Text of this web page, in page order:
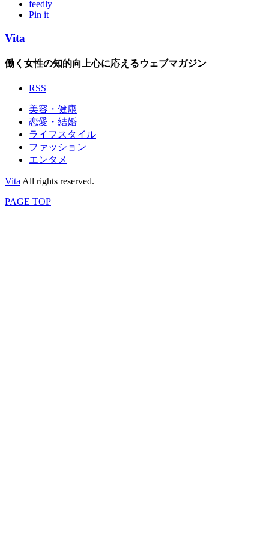
feedly
Pin it
Vita
働く女性の知的向上心に応えるウェブマガジン
RSS
美容・健康
恋愛・結婚
ライフスタイル
ファッション
エンタメ
Vita All rights reserved.
PAGE TOP